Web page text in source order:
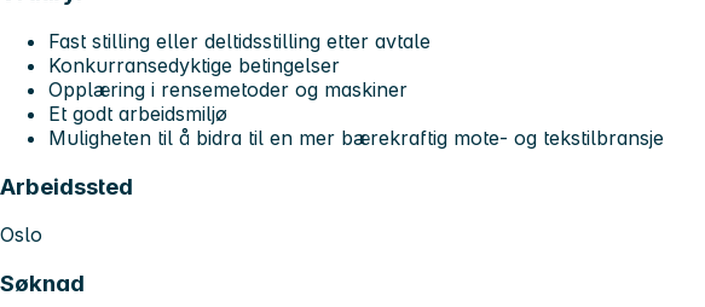
Fast stilling eller deltidsstilling etter avtale
Konkurransedyktige betingelser
Opplæring i rensemetoder og maskiner
Et godt arbeidsmiljø
Muligheten til å bidra til en mer bærekraftig mote- og tekstilbransje
Arbeidssted
Oslo
Søknad